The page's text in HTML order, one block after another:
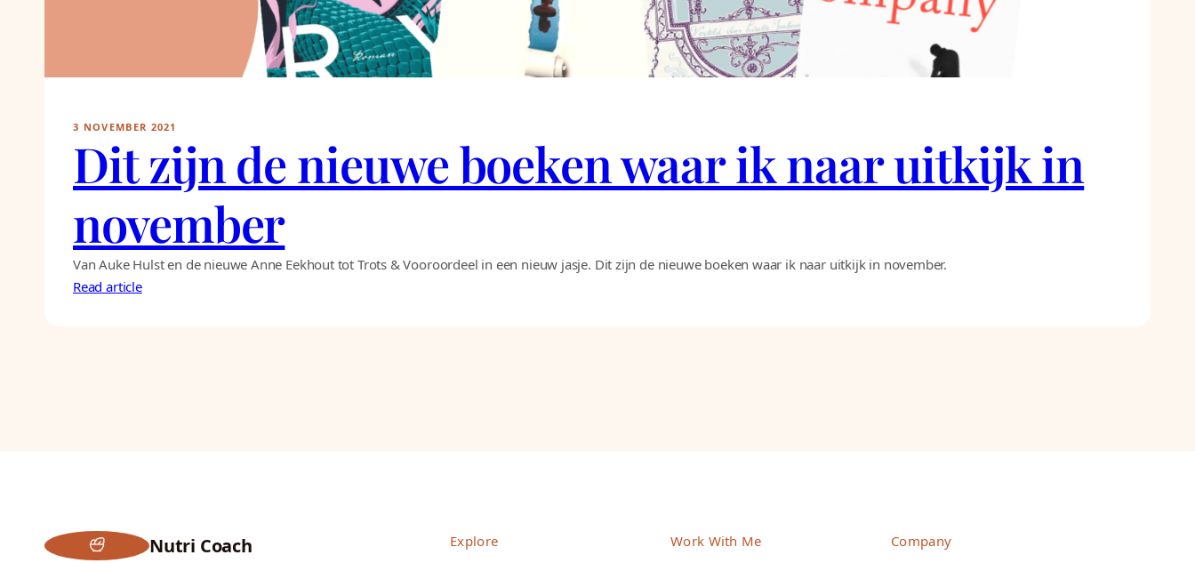
3 NOVEMBER 2021
Dit zijn de nieuwe boeken waar ik naar uitkijk in
november
Van Auke Hulst en de nieuwe Anne Eekhout tot Trots & Vooroordeel in een nieuw jasje. Dit zijn de nieuwe boeken waar ik naar uitkijk in november.
Read article
Nutri Coach Explore Work With Me Company